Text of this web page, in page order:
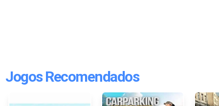
Jogos Recomendados